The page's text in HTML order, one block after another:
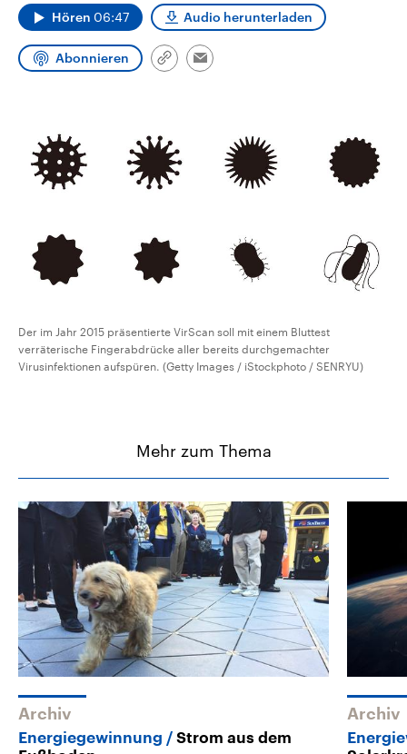
und Kandidaten der anstehenden
Wahl. Hören 06:47 Audio herunterladen
Abonnieren
Link
Email
Der im Jahr 2015 präsentierte VirScan soll mit einem Bluttest
verräterische Fingerabdrücke aller bereits durchgemachter
Virusinfektionen aufspüren. (Getty Images / iStockphoto / SENRYU)
Mehr zum Thema
Archiv
Energiegewinnung
Strom aus dem
Archiv